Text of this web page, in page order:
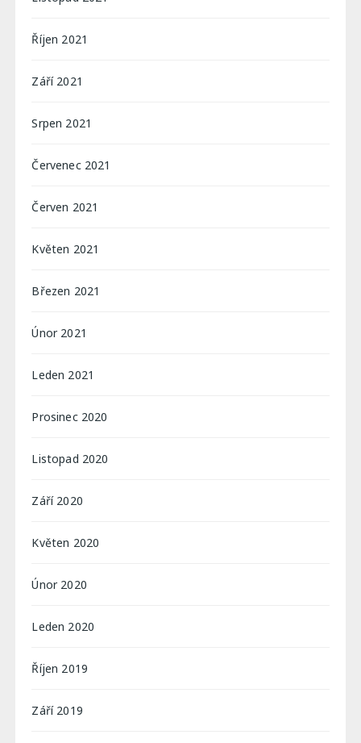
Říjen 2021
Září 2021
Srpen 2021
Červenec 2021
Červen 2021
Květen 2021
Březen 2021
Únor 2021
Leden 2021
Prosinec 2020
Listopad 2020
Září 2020
Květen 2020
Únor 2020
Leden 2020
Říjen 2019
Září 2019